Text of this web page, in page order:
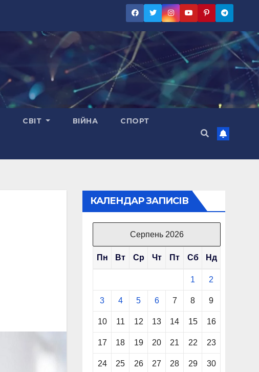
СВІТ ВІЙНА СПОРТ
КАЛЕНДАР ЗАПИСІВ
Серпень 2026
Пн Вт Ср Чт Пт Сб Нд
1 2
3 4 5 6 7 8 9
10 11 12 13 14 15 16
17 18 19 20 21 22 23
24 25 26 27 28 29 30